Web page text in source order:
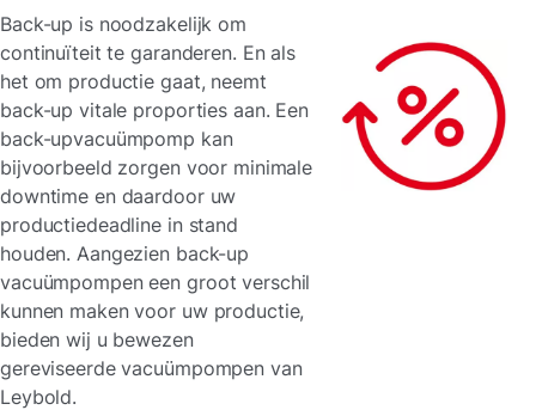
Back-up is noodzakelijk om
continuïteit te garanderen. En als
het om productie gaat, neemt
back-up vitale proporties aan. Een
back-upvacuümpomp kan
bijvoorbeeld zorgen voor minimale
downtime en daardoor uw
productiedeadline in stand
houden. Aangezien back-up
vacuümpompen een groot verschil
kunnen maken voor uw productie,
bieden wij u bewezen
gereviseerde vacuümpompen van
Leybold.